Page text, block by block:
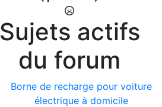
Sujets actifs
du forum
Borne de recharge pour voiture
électrique à domicile